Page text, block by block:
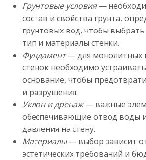
Грунтовые условия—
состав и свойства грунта,
грунтовых вод, чтобы
тип и материалы стенки.
Фундамент— для монолитных
стенок необходимо
основание, чтобы
и разрушения.
Уклон и дренаж— важные
обеспечивающие отвод воды
давления на стену.
Материалы— выбор зависит
эстетических требований и